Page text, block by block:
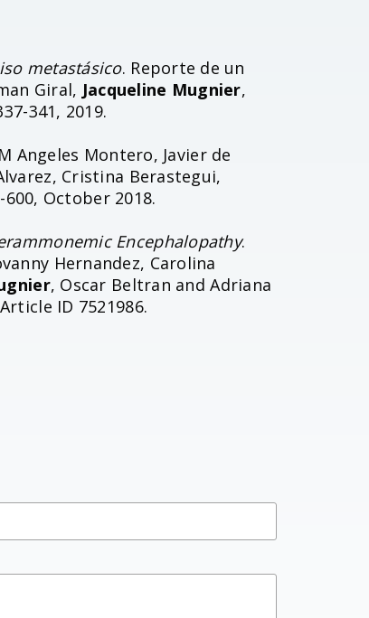
metastásico. Reporte de un
Giral, Jacqueline Mugnier,
341, 2019.
Angeles Montero, Javier de
Cristina Berastegui,
October 2018.
Encephalopathy.
Hernandez, Carolina
, Oscar Beltran and Adriana
ID 7521986.